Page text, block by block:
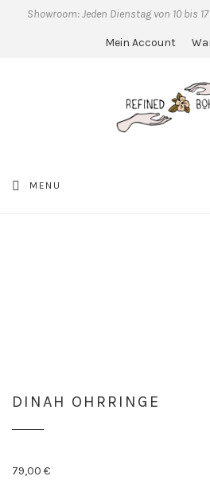
Showroom: Jeden Dienstag von 10 bis
Mein Account
MENU
DINAH OHRRINGE
79,00 €